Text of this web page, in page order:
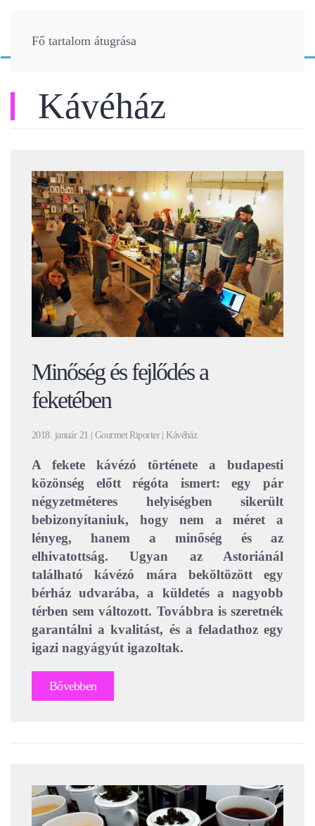
Fő tartalom átugrása
Kávéház
Minőség és fejlődés a
feketében
2018. január 21 | Gourmet Riporter | Kávéház
A fekete kávézó története a budapesti
közönség előtt régóta ismert: egy pár
négyzetméteres helyiségben sikerült
bebizonyítaniuk, hogy nem a méret a
lényeg, hanem a minőség és az
elhivatottság. Ugyan az Astoriánál
található kávézó mára beköltözött egy
bérház udvarába, a küldetés a nagyobb
térben sem változott. Továbbra is szeretnék
garantálni a kvalitást, és a feladathoz egy
igazi nagyágyút igazoltak.
Bővebben